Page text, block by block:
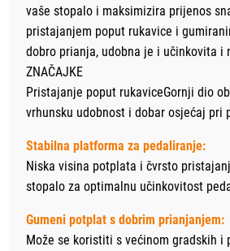
vaše stopalo i maksimizira prijenos
pristajanjem poput rukavice i
dobro prianja, udobna je i učinkovita i
ZNAČAJKE
Pristajanje poput rukaviceGornji dio
vrhunsku udobnost i dobar osjećaj pri
Stabilna platforma za pedaliranje:
Niska visina potplata i čvrsto
stopalo za optimalnu učinkovitost
Gumeni potplat s dobrim prianjanjem:
Može se koristiti s većinom gradskih i